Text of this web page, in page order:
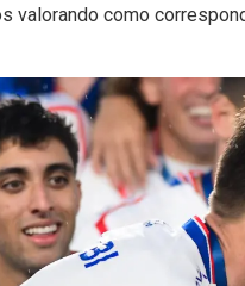
valorando como